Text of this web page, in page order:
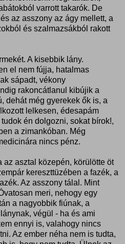
varrott takarók. De
az asszony az ágy mellett, a
és szalmazsákból rakott
A kisebbik lány.
el nem fújja, hatalmas
sápadt, vékony
rakoncátlanul kibújik a
dehát még gyerekek ők is, a
lelkesen, édesapám
én dolgozni, sokat bírok!,
a zimankóban. Még
nincs pénz.
asztal közepén, körülötte öt
kereszttüzében a fazék, a
Az asszony tálal. Mint
meri, nehogy egy
a nagyobbik fiúnak, a
végül - ha és ami
ennyi is, valahogy nincs
Az ember néha nem is tudta,